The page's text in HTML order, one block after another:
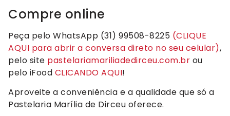
Compre online
Peça pelo WhatsApp (31) 99508-8225 (CLIQUE
AQUI para abrir a conversa direto no seu celular),
pelo site pastelariamariliadedirceu.com.br ou
pelo iFood CLICANDO AQUI!
Aproveite a conveniência e a qualidade que só a
Pastelaria Marília de Dirceu oferece.